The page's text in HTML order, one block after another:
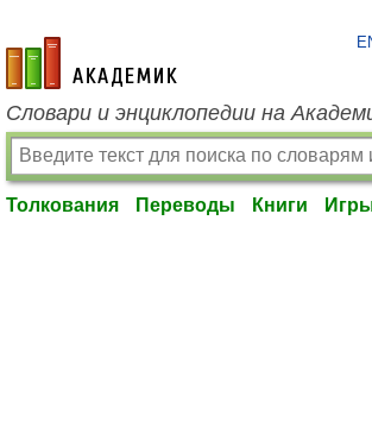
academic.ru
Словари и энциклопедии на
Толкования Переводы Книги